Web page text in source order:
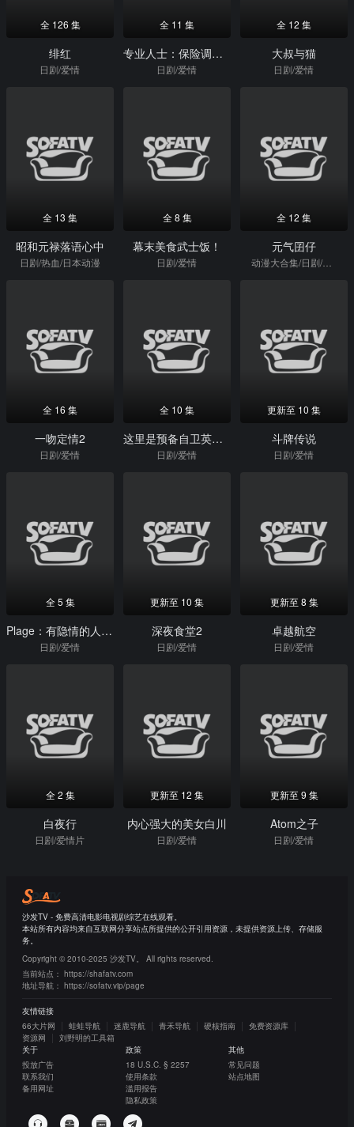
全 126 集
绯红
日剧/爱情
全 11 集
专业人士：保险调查员天音莲
日剧/爱情
全 12 集
大叔与猫
日剧/爱情
全 13 集
昭和元禄落语心中
日剧/热血/日本动漫
全 8 集
幕末美食武士饭！
日剧/爱情
全 12 集
元气囝仔
动漫大合集/日剧/热血/日本动漫
全 16 集
一吻定情2
日剧/爱情
全 10 集
这里是预备自卫英雄补？！
日剧/爱情
更新至 10 集
斗牌传说
日剧/爱情
全 5 集
Plage：有隐情的人齐聚的合租屋
日剧/爱情
更新至 10 集
深夜食堂2
日剧/爱情
更新至 8 集
卓越航空
日剧/爱情
全 2 集
白夜行
日剧/爱情片
更新至 12 集
内心强大的美女白川
日剧/爱情
更新至 9 集
Atom之子
日剧/爱情
沙发TV - 免费高清电影电视剧综艺在线观看。
本站所有内容均来自互联网分享站点所提供的公开引用资源，未提供资源上传、存储服
务。
Copyright © 2010-2025 沙发TV。 All rights reserved.
当前站点： https://shafatv.com
地址导航： https://sofatv.vip/page
友情链接
66大片网
蛙蛙导航 迷鹿导航 青禾导航 硬核指南
免费资源库
资源网
刘野明的工具箱
关于
投放广告
联系我们
备用网址
政策
18 U.S.C. § 2257
使用条款
滥用报告
隐私政策
其他
常见问题
站点地图